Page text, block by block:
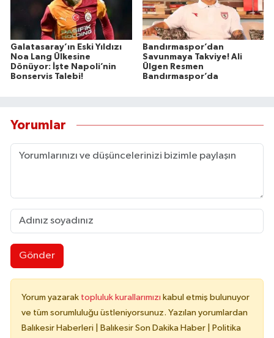
Galatasaray’ın Eski Yıldızı
Noa Lang Ülkesine
Dönüyor: İşte Napoli’nin
Bonservis Talebi!
Bandırmaspor’dan
Savunmaya Takviye! Ali
Ülgen Resmen
Bandırmaspor’da
Yorumlar
Gönder
Yorum yazarak topluluk kurallarımızı kabul etmiş bulunuyor
ve tüm sorumluluğu üstleniyorsunuz. Yazılan yorumlardan
Balıkesir Haberleri | Balıkesir Son Dakika Haber | Politika